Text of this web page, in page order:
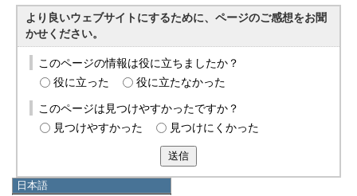
日本語
より良いウェブサイトにするために、ページのご感想をお聞
かせください。
このページの情報は役に立ちましたか？
役に立った
役に立たなかった
このページは見つけやすかったですか？
見つけやすかった
見つけにくかった
送信